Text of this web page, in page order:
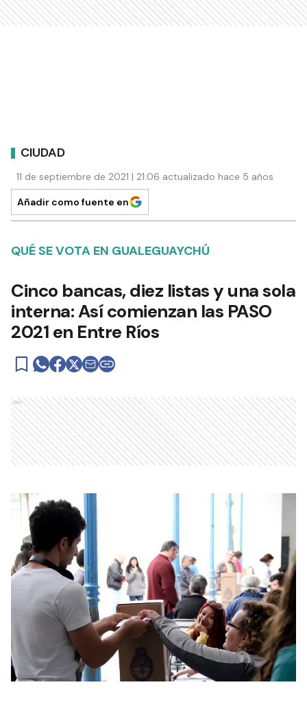
CIUDAD
11 de septiembre de 2021 | 21:06 actualizado hace 5 años
Añadir como fuente en
QUÉ SE VOTA EN GUALEGUAYCHÚ
Cinco bancas, diez listas y una sola
interna: Así comienzan las PASO
2021 en Entre Ríos
Ads